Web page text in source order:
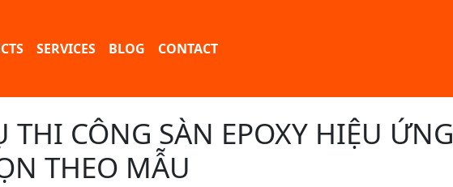
SERVICES BLOG CONTACT
THI CÔNG SÀN EPOXY HIỆU ỨNG
THEO MẪU